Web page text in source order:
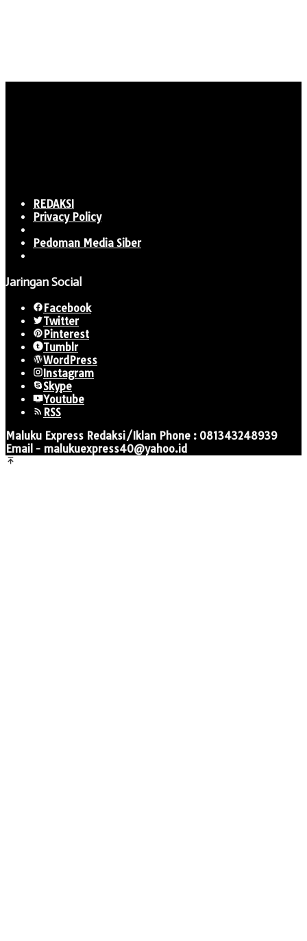
REDAKSI
Privacy Policy
Pedoman Media Siber
Jaringan Social
Facebook
Twitter
Pinterest
Tumblr
WordPress
Instagram
Skype
Youtube
RSS
Maluku Express Redaksi/Iklan Phone : 081343248939
Email - malukuexpress40@yahoo.id